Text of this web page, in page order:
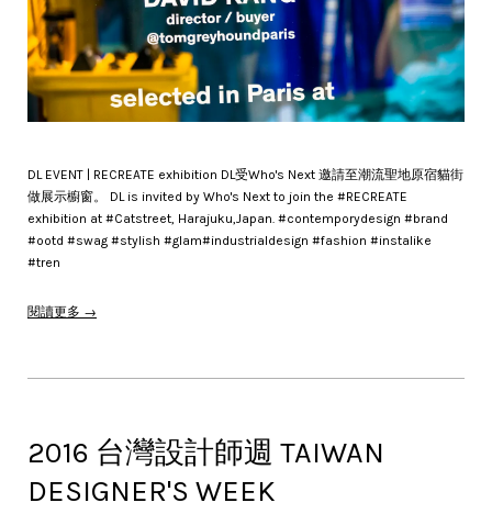
DL EVENT | RECREATE exhibition DL受Who's Next 邀請至潮流聖地原宿貓街
做展示櫥窗。 DL is invited by Who's Next to join the #RECREATE
exhibition at #Catstreet, Harajuku,Japan. #contemporydesign #brand
#ootd #swag #stylish #glam#industrialdesign #fashion #instalike
#tren
閱讀更多 →
2016 台灣設計師週 TAIWAN
DESIGNER'S WEEK